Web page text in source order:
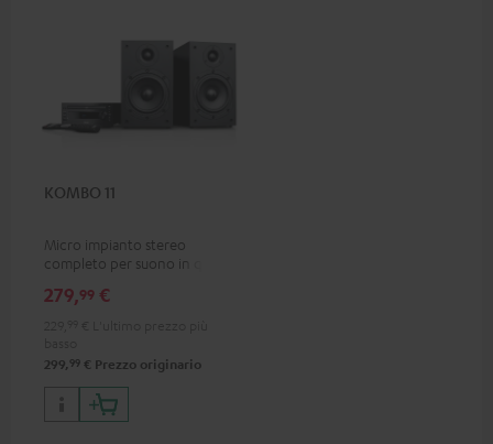
KOMBO 11
Micro impianto stereo
completo per suono in qualità
Kombo 22
279,99 €
299, 99 € Prezzo originario